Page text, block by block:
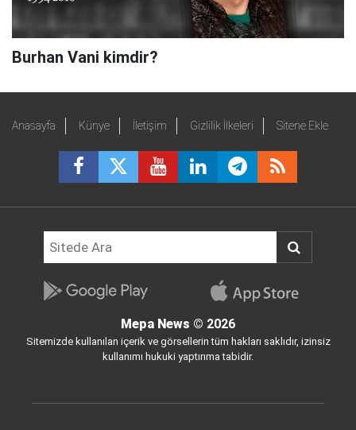
Burhan Vani kimdir?
Anasayfa Künye İletişim Gizlilik İlkeleri Sitene Ekle
Mepa News © 2026
Sitemizde kullanılan içerik ve görsellerin tüm hakları saklıdır, izinsiz
kullanımı hukuki yaptırıma tabidir.